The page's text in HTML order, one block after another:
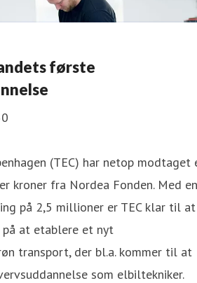
første
(TEC) har netop modtaget
kroner fra Nordea Fonden. Med en
på 2,5 millioner er TEC klar til at
at etablere et nyt
transport, der bl.a. kommer til at
som elbiltekniker.